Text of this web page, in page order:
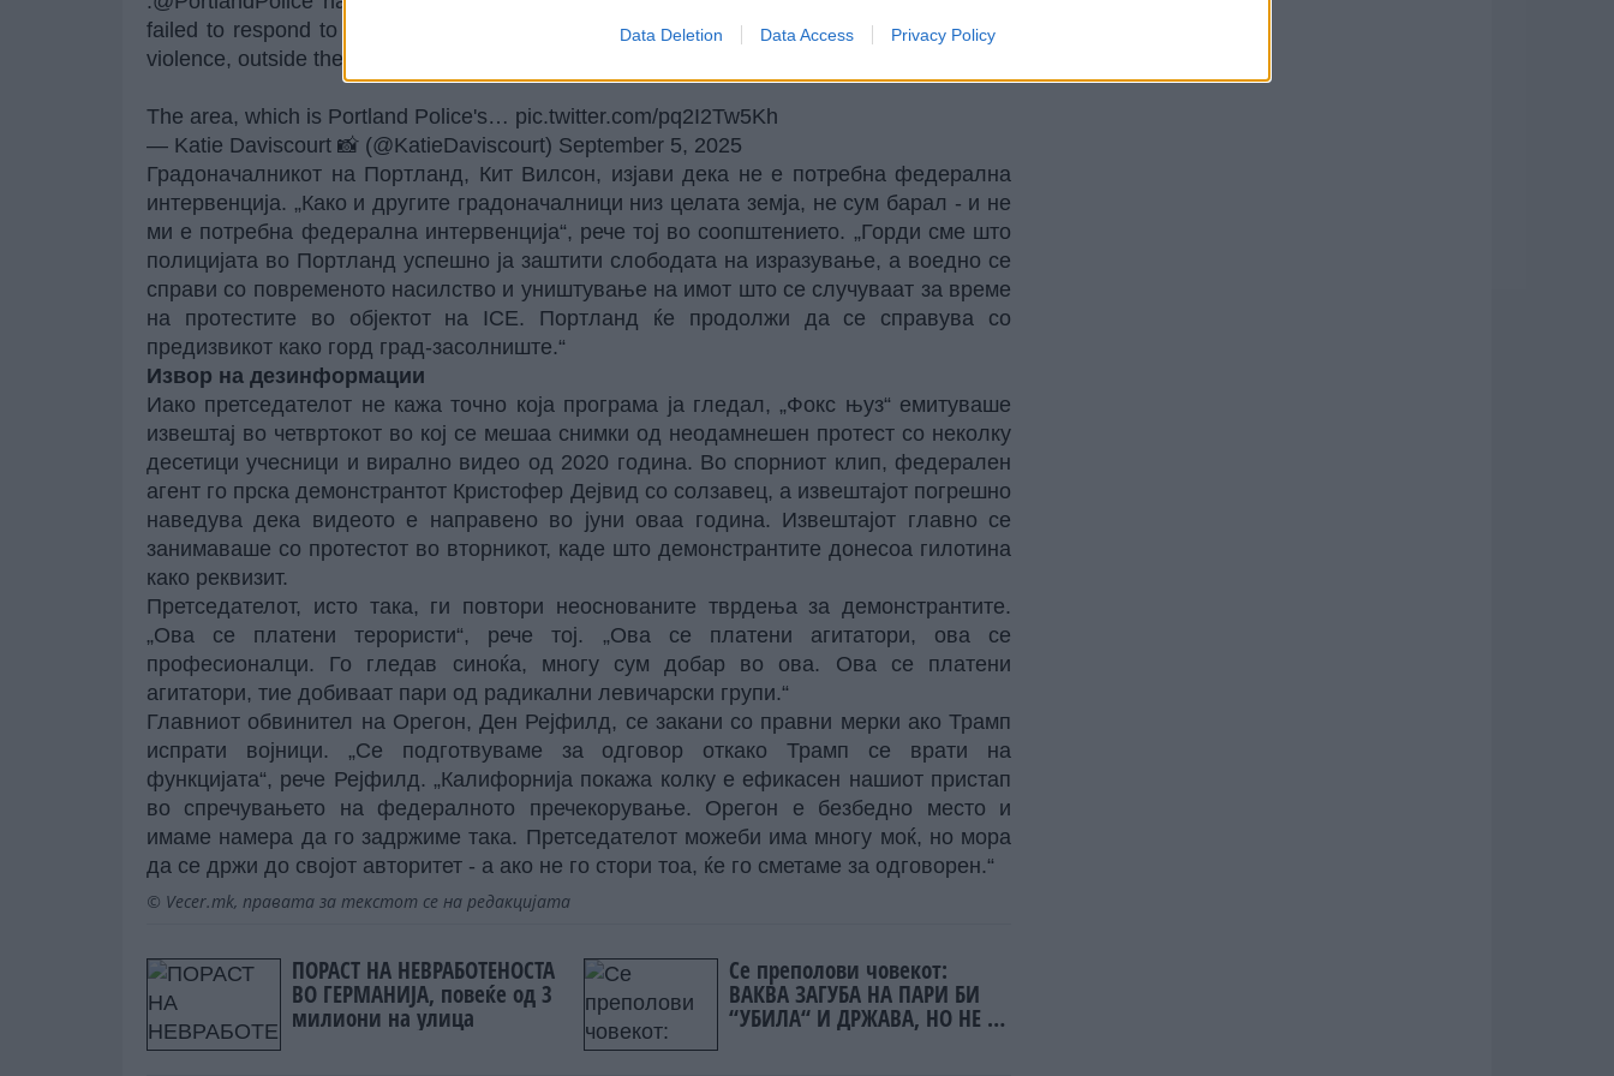
Data Deletion Data Access Privacy Policy
failed to respond to 911 calls, haven’t made a single arrest, including for serious acts of
violence, outside the Portland ICE facility since mid-June.
The area, which is Portland Police's… pic.twitter.com/pq2I2Tw5Kh
— Katie Daviscourt 📸 (@KatieDaviscourt) September 5, 2025
Градоначалникот на Портланд, Кит Вилсон, изјави дека не е потребна федерална
интервенција. „Како и другите градоначалници низ целата земја, не сум барал - и не
ми е потребна федерална интервенција“, рече тој во соопштението. „Горди сме што
полицијата во Портланд успешно ја заштити слободата на изразување, а воедно се
справи со повременото насилство и уништување на имот што се случуваат за време
на протестите во објектот на ICE. Портланд ќе продолжи да се справува со
предизвикот како горд град-засолниште.“
Извор на дезинформации
Иако претседателот не кажа точно која програма ја гледал, „Фокс њуз“ емитуваше
извештај во четвртокот во кој се мешаа снимки од неодамнешен протест со неколку
десетици учесници и вирално видео од 2020 година. Во спорниот клип, федерален
агент го прска демонстрантот Кристофер Дејвид со солзавец, а извештајот погрешно
наведува дека видеото е направено во јуни оваа година. Извештајот главно се
занимаваше со протестот во вторникот, каде што демонстрантите донесоа гилотина
како реквизит.
Претседателот, исто така, ги повтори неоснованите тврдења за демонстрантите.
„Ова се платени терористи“, рече тој. „Ова се платени агитатори, ова се
професионалци. Го гледав синоќа, многу сум добар во ова. Ова се платени
агитатори, тие добиваат пари од радикални левичарски групи.“
Главниот обвинител на Орегон, Ден Рејфилд, се закани со правни мерки ако Трамп
испрати војници. „Се подготвуваме за одговор откако Трамп се врати на
функцијата“, рече Рејфилд. „Калифорнија покажа колку е ефикасен нашиот пристап
во спречувањето на федералното пречекорување. Орегон е безбедно место и
имаме намера да го задржиме така. Претседателот можеби има многу моќ, но мора
да се држи до својот авторитет - а ако не го стори тоа, ќе го сметаме за одговорен.“
© Vecer.mk, правата за текстот се на редакцијата
ПОРАСТ НА НЕВРАБОТЕНОСТА
ВО ГЕРМАНИЈА, повеќе од 3
милиони на улица
Се преполови човекот:
ВАКВА ЗАГУБА НА ПАРИ БИ
“УБИЛА“ И ДРЖАВА, НО НЕ И